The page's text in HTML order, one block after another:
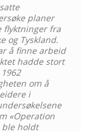
planer
flyktninger fra
og Tyskland.
å finne arbeid
hadde stort
om å
i
«Operation
ble holdt